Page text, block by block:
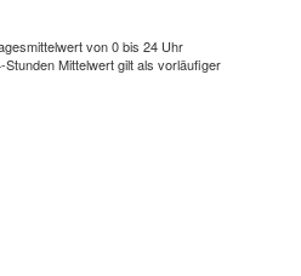
von 0 bis 24 Uhr
Mittelwert gilt als vorläufiger